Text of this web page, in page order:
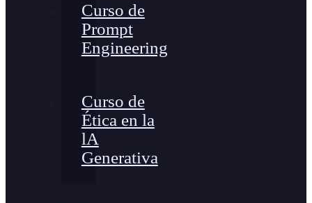
Curso de
Prompt
Engineering
Curso de
Ética en la
lA
Generativa